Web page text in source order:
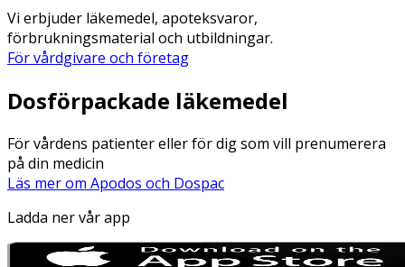
Vi erbjuder läkemedel, apoteksvaror,
förbrukningsmaterial och utbildningar.
För vårdgivare och företag
Dosförpackade läkemedel
För vårdens patienter eller för dig som vill prenumerera
på din medicin
Läs mer om Apodos och Dospac
Ladda ner vår app